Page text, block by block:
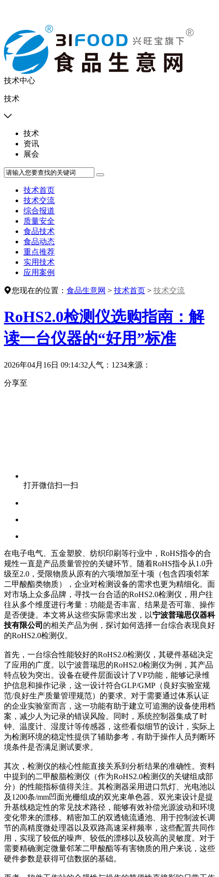
技术中心
技术

技术
资讯
展会
技术首页
技术交流
综合报道
质量安全
食品技术
食品动态
重点推荐
实用技术
应用案例
您现在的位置： 食品生意网 > 技术首页 > 技术交流
RoHS2.0检测仪选购指南：解
读一台仪器的“好用”标准
2026年04月16日 09:14:32 人气：1234来源：
分享至
打开微信扫一扫
在电子电气、五金塑胶、纺织印刷等行业中，RoHS指令的合
规性一直是产品质量管控的关键环节。随着RoHS指令从1.0升
级至2.0，受限物质从原有的六项增加至十项（包含四项邻苯
二甲酸酯类物质），企业对检测设备的需求也更为精细化。面
对市场上众多品牌，寻找一台合适的RoHS2.0检测仪，用户往
往从多个维度进行考量：功能是否丰富、结果是否可靠、操作
是否便捷。本文将从这些实际需求出发，以宁波普瑞思仪器科
技有限公司 的相关产品为例，探讨如何选择一台综合表现良好
的RoHS2.0检测仪。
首先，一台综合性能较好的RoHS2.0检测仪，其硬件基础决定
了应用的广度。以宁波普瑞思的RoHS2.0检测仪为例，其产品
特点较为突出。设备在硬件层面设计了VP功能，能够记录维
护信息和操作记录，这一设计符合GLP/GMP（良好实验室规
范/良好生产质量管理规范）的要求。对于需要通过体系认证
的企业实验室而言，这一功能有助于建立可追溯的设备使用档
案，减少人为记录的错误风险。同时，系统控制器集成了时
钟、温度计、湿度计等传感器，这些看似细节的设计，实际上
为检测环境的稳定性提供了辅助参考，有助于操作人员判断环
境条件是否满足测试要求。
其次，检测仪的核心性能直接关系到分析结果的准确性。资料
中提到的二甲酸脂检测仪（作为RoHS2.0检测仪的关键组成部
分）的性能指标值得关注。其检测器采用进口氘灯、光电池以
及1200条/mm凹面光栅组成的双光束单色器。双光束设计是提
升基线稳定性的常见技术路径，能够有效补偿光源波动和环境
变化带来的漂移。精密加工的双透镜流通池、用于控制波长调
节的高精度微处理器以及双路高速采样频率，这些配置共同作
用，实现了较低的噪声、较低的漂移以及较高的灵敏度。对于
需要精确测定微量邻苯二甲酸酯等有害物质的用户来说，这些
硬件参数是获得可信数据的基础。